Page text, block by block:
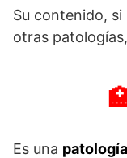
Su contenido,
otras
Es una